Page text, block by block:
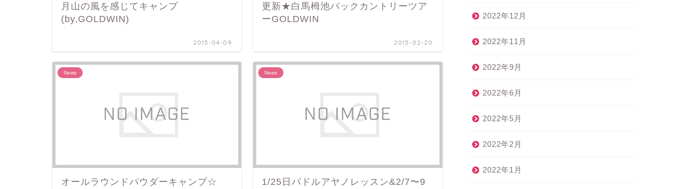
月山の風を感じてキャンプ
(by,GOLDWIN)
2015-04-09
更新★白馬栂池バックカントリーツア
ーGOLDWIN
2015-02-20
News
オールラウンドパウダーキャンプ☆
News
1/25日パドルアヤノレッスン&2/7〜9
2022年12月
2022年11月
2022年9月
2022年6月
2022年5月
2022年2月
2022年1月